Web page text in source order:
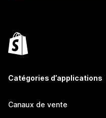
Catégories d’applications
Canaux de vente